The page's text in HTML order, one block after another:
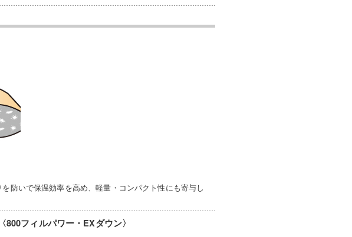
防いで保温効率を高め、軽量・コンパクト性にも寄与し
フィルパワー・EXダウン〉